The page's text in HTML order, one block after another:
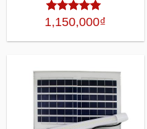
Được xếp
5 sao
1,150,000₫